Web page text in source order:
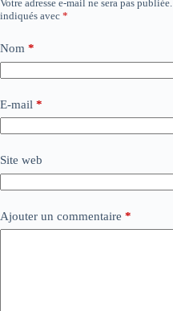
Votre adresse e-mail ne sera pas publiée.
indiqués avec *
Nom *
E-mail *
Site web
Ajouter un commentaire *